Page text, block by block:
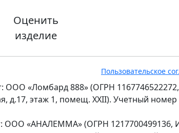
Оценить
изделие
Пользовательское
ООО «Ломбард 888» (ОГРН
д.17, этаж 1, помещ. XXII). Учетный
ООО «АНАЛЕММА» (ОГРН 1217700499136,